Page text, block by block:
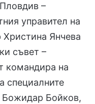
–
управител на
Янчева
съвет –
командира на
специалните
Божидар Бойков,